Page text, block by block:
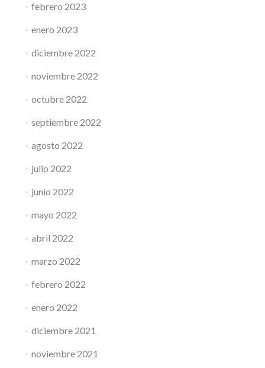
febrero 2023
enero 2023
diciembre 2022
noviembre 2022
octubre 2022
septiembre 2022
agosto 2022
julio 2022
junio 2022
mayo 2022
abril 2022
marzo 2022
febrero 2022
enero 2022
diciembre 2021
noviembre 2021